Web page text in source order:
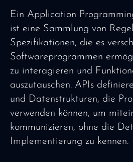
Ein Application
ist eine Sammlung von
Spezifikationen, die es
Softwareprogrammen
zu interagieren und
auszutauschen. APIs
und Datenstrukturen, die
verwenden können, um
kommunizieren, ohne die
Implementierung zu kennen.